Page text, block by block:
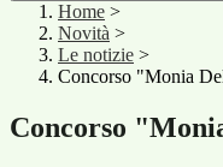
Home >
Novità >
Le notizie >
Concorso "Monia
Concorso